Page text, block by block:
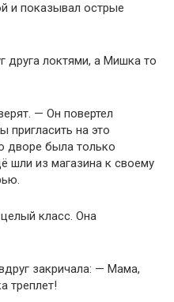
и показывал острые
друга локтями, а Мишка то
— Он повертел
пригласить на это
дворе была только
шли из магазина к своему
класс. Она
закричала: — Мама,
треплет!